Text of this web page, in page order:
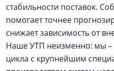
стабильности поставок.
помогает точнее
снижает зависимость от
Наше УТП неизменно: мы –
цикла с крупнейшим